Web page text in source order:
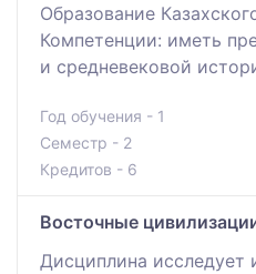
Образование
Компетенции: иметь
и средневековой
Год обучения - 1
Семестр - 2
Кредитов - 6
Восточные
Дисциплина исследует